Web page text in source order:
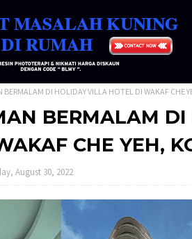
BERMALAM DI HOLIDAY VILLA HOTEL DI WAKAF CHE
BERMALAM
CHE YEH,
August 30, 2022